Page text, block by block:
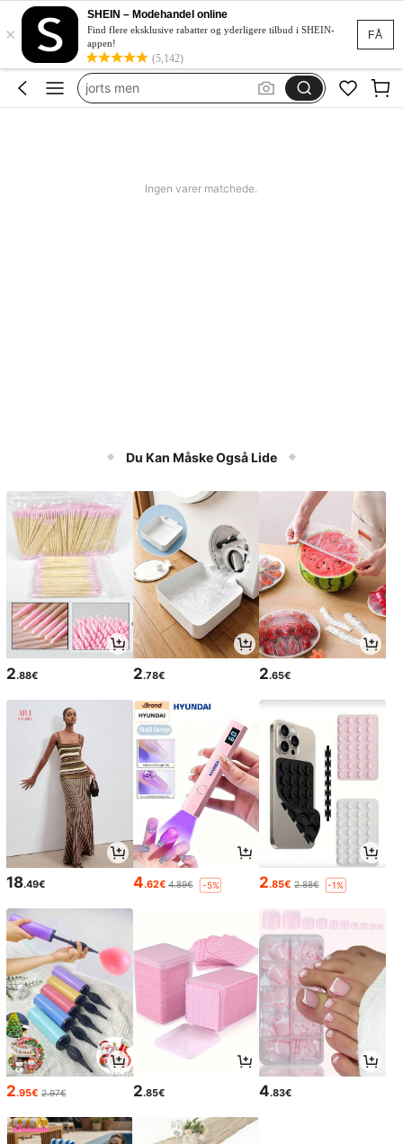
FÅ
×
SHEIN – Modehandel online
Find flere eksklusive rabatter og yderligere tilbud i SHEIN-
appen!
(5,142)
women swimming wear
missguided
jorts men
Ingen varer matchede.
Du Kan Måske Også Lide
2.88€ 2.78€ 2.65€
18.49€ 4.62€ 4.89€ -5% 2.85€ 2.88€ -1%
2.95€ 2.97€ 2.85€ 4.83€